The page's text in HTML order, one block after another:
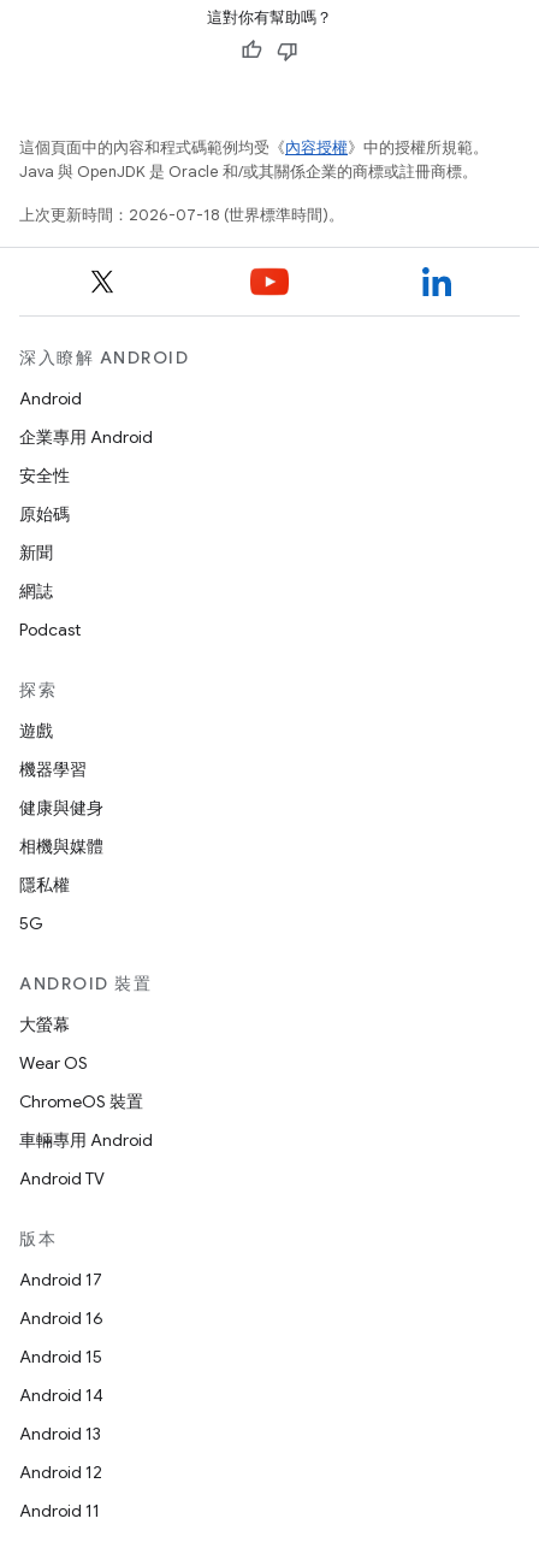
這對你有幫助嗎？
這個頁面中的內容和程式碼範例均受《內容授權》中的授權所規範。
Java 與 OpenJDK 是 Oracle 和/或其關係企業的商標或註冊商標。
上次更新時間：2026-07-18 (世界標準時間)。
深入瞭解 ANDROID
Android
企業專用 Android
安全性
原始碼
新聞
網誌
Podcast
探索
遊戲
機器學習
健康與健身
相機與媒體
隱私權
5G
ANDROID 裝置
大螢幕
Wear OS
ChromeOS 裝置
車輛專用 Android
Android TV
版本
Android 17
Android 16
Android 15
Android 14
Android 13
Android 12
Android 11